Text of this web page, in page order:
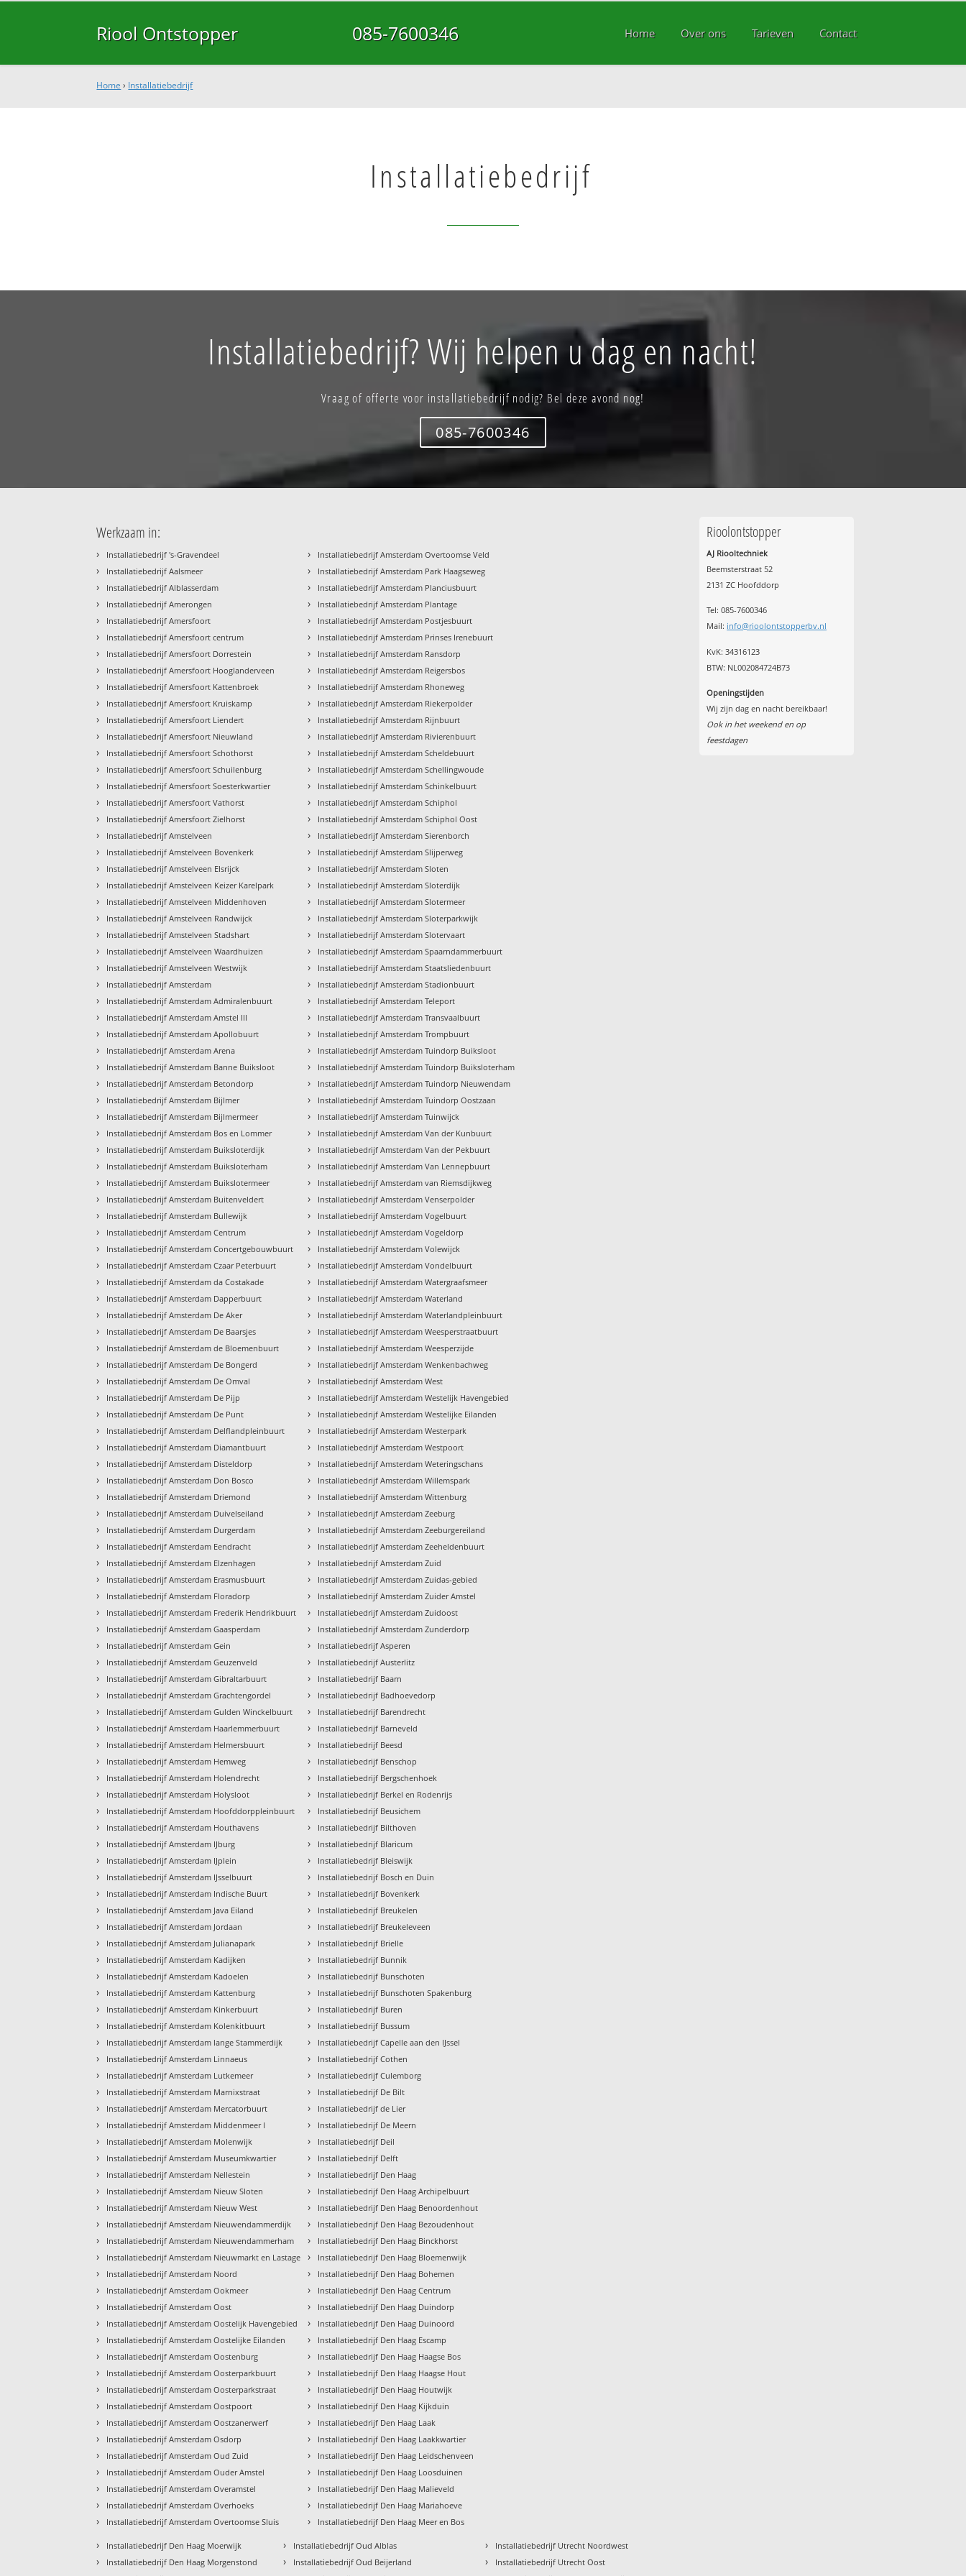
Riool Ontstopper 085-7600346 Home Over ons Tarieven Contact
Home › Installatiebedrijf
Installatiebedrijf
Installatiebedrijf? Wij helpen u dag en nacht!
Vraag of offerte voor installatiebedrijf nodig? Bel deze avond nog!
085-7600346
Werkzaam in:
› Installatiebedrijf 's-Gravendeel
› Installatiebedrijf Aalsmeer
› Installatiebedrijf Alblasserdam
› Installatiebedrijf Amerongen
› Installatiebedrijf Amersfoort
› Installatiebedrijf Amersfoort centrum
› Installatiebedrijf Amersfoort Dorrestein
› Installatiebedrijf Amersfoort Hooglanderveen
› Installatiebedrijf Amersfoort Kattenbroek
› Installatiebedrijf Amersfoort Kruiskamp
› Installatiebedrijf Amersfoort Liendert
› Installatiebedrijf Amersfoort Nieuwland
› Installatiebedrijf Amersfoort Schothorst
› Installatiebedrijf Amersfoort Schuilenburg
› Installatiebedrijf Amersfoort Soesterkwartier
› Installatiebedrijf Amersfoort Vathorst
› Installatiebedrijf Amersfoort Zielhorst
› Installatiebedrijf Amstelveen
› Installatiebedrijf Amstelveen Bovenkerk
› Installatiebedrijf Amstelveen Elsrijck
› Installatiebedrijf Amstelveen Keizer Karelpark
› Installatiebedrijf Amstelveen Middenhoven
› Installatiebedrijf Amstelveen Randwijck
› Installatiebedrijf Amstelveen Stadshart
› Installatiebedrijf Amstelveen Waardhuizen
› Installatiebedrijf Amstelveen Westwijk
› Installatiebedrijf Amsterdam
› Installatiebedrijf Amsterdam Admiralenbuurt
› Installatiebedrijf Amsterdam Amstel III
› Installatiebedrijf Amsterdam Apollobuurt
› Installatiebedrijf Amsterdam Arena
› Installatiebedrijf Amsterdam Banne Buiksloot
› Installatiebedrijf Amsterdam Betondorp
› Installatiebedrijf Amsterdam Bijlmer
› Installatiebedrijf Amsterdam Bijlmermeer
› Installatiebedrijf Amsterdam Bos en Lommer
› Installatiebedrijf Amsterdam Buiksloterdijk
› Installatiebedrijf Amsterdam Buiksloterham
› Installatiebedrijf Amsterdam Buikslotermeer
› Installatiebedrijf Amsterdam Buitenveldert
› Installatiebedrijf Amsterdam Bullewijk
› Installatiebedrijf Amsterdam Centrum
› Installatiebedrijf Amsterdam Concertgebouwbuurt
› Installatiebedrijf Amsterdam Czaar Peterbuurt
› Installatiebedrijf Amsterdam da Costakade
› Installatiebedrijf Amsterdam Dapperbuurt
› Installatiebedrijf Amsterdam De Aker
› Installatiebedrijf Amsterdam De Baarsjes
› Installatiebedrijf Amsterdam de Bloemenbuurt
› Installatiebedrijf Amsterdam De Bongerd
› Installatiebedrijf Amsterdam De Omval
› Installatiebedrijf Amsterdam De Pijp
› Installatiebedrijf Amsterdam De Punt
› Installatiebedrijf Amsterdam Delflandpleinbuurt
› Installatiebedrijf Amsterdam Diamantbuurt
› Installatiebedrijf Amsterdam Disteldorp
› Installatiebedrijf Amsterdam Don Bosco
› Installatiebedrijf Amsterdam Driemond
› Installatiebedrijf Amsterdam Duivelseiland
› Installatiebedrijf Amsterdam Durgerdam
› Installatiebedrijf Amsterdam Eendracht
› Installatiebedrijf Amsterdam Elzenhagen
› Installatiebedrijf Amsterdam Erasmusbuurt
› Installatiebedrijf Amsterdam Floradorp
› Installatiebedrijf Amsterdam Frederik Hendrikbuurt
› Installatiebedrijf Amsterdam Gaasperdam
› Installatiebedrijf Amsterdam Gein
› Installatiebedrijf Amsterdam Geuzenveld
› Installatiebedrijf Amsterdam Gibraltarbuurt
› Installatiebedrijf Amsterdam Grachtengordel
› Installatiebedrijf Amsterdam Gulden Winckelbuurt
› Installatiebedrijf Amsterdam Haarlemmerbuurt
› Installatiebedrijf Amsterdam Helmersbuurt
› Installatiebedrijf Amsterdam Hemweg
› Installatiebedrijf Amsterdam Holendrecht
› Installatiebedrijf Amsterdam Holysloot
› Installatiebedrijf Amsterdam Hoofddorppleinbuurt
› Installatiebedrijf Amsterdam Houthavens
› Installatiebedrijf Amsterdam IJburg
› Installatiebedrijf Amsterdam IJplein
› Installatiebedrijf Amsterdam IJsselbuurt
› Installatiebedrijf Amsterdam Indische Buurt
› Installatiebedrijf Amsterdam Java Eiland
› Installatiebedrijf Amsterdam Jordaan
› Installatiebedrijf Amsterdam Julianapark
› Installatiebedrijf Amsterdam Kadijken
› Installatiebedrijf Amsterdam Kadoelen
› Installatiebedrijf Amsterdam Kattenburg
› Installatiebedrijf Amsterdam Kinkerbuurt
› Installatiebedrijf Amsterdam Kolenkitbuurt
› Installatiebedrijf Amsterdam lange Stammerdijk
› Installatiebedrijf Amsterdam Linnaeus
› Installatiebedrijf Amsterdam Lutkemeer
› Installatiebedrijf Amsterdam Marnixstraat
› Installatiebedrijf Amsterdam Mercatorbuurt
› Installatiebedrijf Amsterdam Middenmeer I
› Installatiebedrijf Amsterdam Molenwijk
› Installatiebedrijf Amsterdam Museumkwartier
› Installatiebedrijf Amsterdam Nellestein
› Installatiebedrijf Amsterdam Nieuw Sloten
› Installatiebedrijf Amsterdam Nieuw West
› Installatiebedrijf Amsterdam Nieuwendammerdijk
› Installatiebedrijf Amsterdam Nieuwendammerham
› Installatiebedrijf Amsterdam Nieuwmarkt en Lastage
› Installatiebedrijf Amsterdam Noord
› Installatiebedrijf Amsterdam Ookmeer
› Installatiebedrijf Amsterdam Oost
› Installatiebedrijf Amsterdam Oostelijk Havengebied
› Installatiebedrijf Amsterdam Oostelijke Eilanden
› Installatiebedrijf Amsterdam Oostenburg
› Installatiebedrijf Amsterdam Oosterparkbuurt
› Installatiebedrijf Amsterdam Oosterparkstraat
› Installatiebedrijf Amsterdam Oostpoort
› Installatiebedrijf Amsterdam Oostzanerwerf
› Installatiebedrijf Amsterdam Osdorp
› Installatiebedrijf Amsterdam Oud Zuid
› Installatiebedrijf Amsterdam Ouder Amstel
› Installatiebedrijf Amsterdam Overamstel
› Installatiebedrijf Amsterdam Overhoeks
› Installatiebedrijf Amsterdam Overtoomse Sluis
› Installatiebedrijf Amsterdam Overtoomse Veld
› Installatiebedrijf Amsterdam Park Haagseweg
› Installatiebedrijf Amsterdam Planciusbuurt
› Installatiebedrijf Amsterdam Plantage
› Installatiebedrijf Amsterdam Postjesbuurt
› Installatiebedrijf Amsterdam Prinses Irenebuurt
› Installatiebedrijf Amsterdam Ransdorp
› Installatiebedrijf Amsterdam Reigersbos
› Installatiebedrijf Amsterdam Rhoneweg
› Installatiebedrijf Amsterdam Riekerpolder
› Installatiebedrijf Amsterdam Rijnbuurt
› Installatiebedrijf Amsterdam Rivierenbuurt
› Installatiebedrijf Amsterdam Scheldebuurt
› Installatiebedrijf Amsterdam Schellingwoude
› Installatiebedrijf Amsterdam Schinkelbuurt
› Installatiebedrijf Amsterdam Schiphol
› Installatiebedrijf Amsterdam Schiphol Oost
› Installatiebedrijf Amsterdam Sierenborch
› Installatiebedrijf Amsterdam Slijperweg
› Installatiebedrijf Amsterdam Sloten
› Installatiebedrijf Amsterdam Sloterdijk
› Installatiebedrijf Amsterdam Slotermeer
› Installatiebedrijf Amsterdam Sloterparkwijk
› Installatiebedrijf Amsterdam Slotervaart
› Installatiebedrijf Amsterdam Spaarndammerbuurt
› Installatiebedrijf Amsterdam Staatsliedenbuurt
› Installatiebedrijf Amsterdam Stadionbuurt
› Installatiebedrijf Amsterdam Teleport
› Installatiebedrijf Amsterdam Transvaalbuurt
› Installatiebedrijf Amsterdam Trompbuurt
› Installatiebedrijf Amsterdam Tuindorp Buiksloot
› Installatiebedrijf Amsterdam Tuindorp Buiksloterham
› Installatiebedrijf Amsterdam Tuindorp Nieuwendam
› Installatiebedrijf Amsterdam Tuindorp Oostzaan
› Installatiebedrijf Amsterdam Tuinwijck
› Installatiebedrijf Amsterdam Van der Kunbuurt
› Installatiebedrijf Amsterdam Van der Pekbuurt
› Installatiebedrijf Amsterdam Van Lennepbuurt
› Installatiebedrijf Amsterdam van Riemsdijkweg
› Installatiebedrijf Amsterdam Venserpolder
› Installatiebedrijf Amsterdam Vogelbuurt
› Installatiebedrijf Amsterdam Vogeldorp
› Installatiebedrijf Amsterdam Volewijck
› Installatiebedrijf Amsterdam Vondelbuurt
› Installatiebedrijf Amsterdam Watergraafsmeer
› Installatiebedrijf Amsterdam Waterland
› Installatiebedrijf Amsterdam Waterlandpleinbuurt
› Installatiebedrijf Amsterdam Weesperstraatbuurt
› Installatiebedrijf Amsterdam Weesperzijde
› Installatiebedrijf Amsterdam Wenkenbachweg
› Installatiebedrijf Amsterdam West
› Installatiebedrijf Amsterdam Westelijk Havengebied
› Installatiebedrijf Amsterdam Westelijke Eilanden
› Installatiebedrijf Amsterdam Westerpark
› Installatiebedrijf Amsterdam Westpoort
› Installatiebedrijf Amsterdam Weteringschans
› Installatiebedrijf Amsterdam Willemspark
› Installatiebedrijf Amsterdam Wittenburg
› Installatiebedrijf Amsterdam Zeeburg
› Installatiebedrijf Amsterdam Zeeburgereiland
› Installatiebedrijf Amsterdam Zeeheldenbuurt
› Installatiebedrijf Amsterdam Zuid
› Installatiebedrijf Amsterdam Zuidas-gebied
› Installatiebedrijf Amsterdam Zuider Amstel
› Installatiebedrijf Amsterdam Zuidoost
› Installatiebedrijf Amsterdam Zunderdorp
› Installatiebedrijf Asperen
› Installatiebedrijf Austerlitz
› Installatiebedrijf Baarn
› Installatiebedrijf Badhoevedorp
› Installatiebedrijf Barendrecht
› Installatiebedrijf Barneveld
› Installatiebedrijf Beesd
› Installatiebedrijf Benschop
› Installatiebedrijf Bergschenhoek
› Installatiebedrijf Berkel en Rodenrijs
› Installatiebedrijf Beusichem
› Installatiebedrijf Bilthoven
› Installatiebedrijf Blaricum
› Installatiebedrijf Bleiswijk
› Installatiebedrijf Bosch en Duin
› Installatiebedrijf Bovenkerk
› Installatiebedrijf Breukelen
› Installatiebedrijf Breukeleveen
› Installatiebedrijf Brielle
› Installatiebedrijf Bunnik
› Installatiebedrijf Bunschoten
› Installatiebedrijf Bunschoten Spakenburg
› Installatiebedrijf Buren
› Installatiebedrijf Bussum
› Installatiebedrijf Capelle aan den IJssel
› Installatiebedrijf Cothen
› Installatiebedrijf Culemborg
› Installatiebedrijf De Bilt
› Installatiebedrijf de Lier
› Installatiebedrijf De Meern
› Installatiebedrijf Deil
› Installatiebedrijf Delft
› Installatiebedrijf Den Haag
› Installatiebedrijf Den Haag Archipelbuurt
› Installatiebedrijf Den Haag Benoordenhout
› Installatiebedrijf Den Haag Bezoudenhout
› Installatiebedrijf Den Haag Binckhorst
› Installatiebedrijf Den Haag Bloemenwijk
› Installatiebedrijf Den Haag Bohemen
› Installatiebedrijf Den Haag Centrum
› Installatiebedrijf Den Haag Duindorp
› Installatiebedrijf Den Haag Duinoord
› Installatiebedrijf Den Haag Escamp
› Installatiebedrijf Den Haag Haagse Bos
› Installatiebedrijf Den Haag Haagse Hout
› Installatiebedrijf Den Haag Houtwijk
› Installatiebedrijf Den Haag Kijkduin
› Installatiebedrijf Den Haag Laak
› Installatiebedrijf Den Haag Laakkwartier
› Installatiebedrijf Den Haag Leidschenveen
› Installatiebedrijf Den Haag Loosduinen
› Installatiebedrijf Den Haag Malieveld
› Installatiebedrijf Den Haag Mariahoeve
› Installatiebedrijf Den Haag Meer en Bos
› Installatiebedrijf Den Haag Moerwijk
› Installatiebedrijf Den Haag Morgenstond
› Installatiebedrijf Oud Alblas
› Installatiebedrijf Oud Beijerland
› Installatiebedrijf Utrecht Noordwest
› Installatiebedrijf Utrecht Oost
Rioolontstopper
AJ Riooltechniek
Beemsterstraat 52
2131 ZC Hoofddorp
Tel:085-7600346
Mail: info@rioolontstopperbv.nl
KvK: 34316123
BTW: NL002084724B73
Openingstijden
Wij zijn dag en nacht bereikbaar!
Ook in het weekend en op
feestdagen